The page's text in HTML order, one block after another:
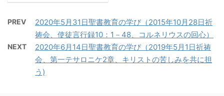
ケルビムの上にとどまっ
た。ケルビムは翼を広
げ、傍らの車輪と共に出
て行くとき、私の目の前
で地から上って行き、主
の神殿の東の門の入り口
閉じた大石が転がされ、
墓が開けられているのを
見て驚き、ペトロたちに
知らせた。彼らも驚き、
直ちに募に向かった。 －
トはどう対処するのか
・世には権力者が弱者と
虐げるという現実があ
る。問題はそのような現
実があっても、誰もそれ
PREV
2020年5月31日聖書教育の学び（2015年10月28日祈
祷会、使徒言行録10：1－48、コルネリウスの回心）
NEXT
2020年6月14日聖書教育の学び（2019年5月1日祈祷
会、第一テサロニケ2章、キリストの苦しみを共に担
う)